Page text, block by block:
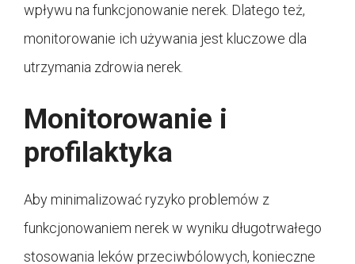
wpływu na funkcjonowanie nerek. Dlatego też,
monitorowanie ich używania jest kluczowe dla
utrzymania zdrowia nerek.
Monitorowanie i
profilaktyka
Aby minimalizować ryzyko problemów z
funkcjonowaniem nerek w wyniku długotrwałego
stosowania leków przeciwbólowych, konieczne